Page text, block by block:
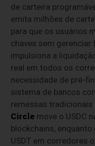
de carteira
emita milhões de
para que os usuários
chaves sem
impulsiona a
real em todos os
necessidade de pré-
sistema de bancos
remessas tradicionais
Circle move o USDC
blockchains,
USDT em corredores